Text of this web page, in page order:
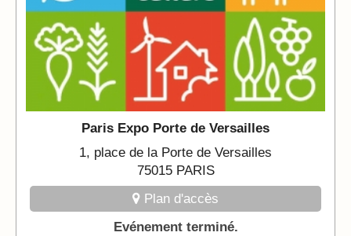
Paris Expo Porte de Versailles
1, place de la Porte de Versailles
75015 PARIS
Plan d'accès
Evénement terminé.